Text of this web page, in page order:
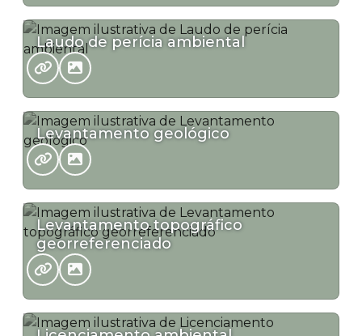
Laudo de perícia ambiental
Levantamento geológico
Levantamento topográfico
georreferenciado